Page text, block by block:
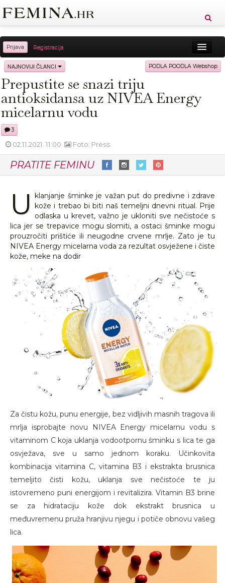
Prijava Registracija
Sreća Zdravlje Vitkost
Moda Ljubav Relax Putovanja
Proizvodi
NAJNOVIJI ČLANCI PODLA POODLA Webshop
Prepustite se snazi triju
antioksidansa uz NIVEA Energy
micelarnu vodu
3
02.11.2021. 11:00 Foto: Press
PRATITE FEMINU
U klanjanje šminke je važan put do predivne i zdrave
kože i trebao bi biti naš temeljni dnevni ritual. Prije
odlaska u krevet, važno je ukloniti sve nečistoće s
lica jer se trepavice mogu slomiti, a ostaci šminke mogu
prouzročiti prištiće ili neugodne crvene mrlje. Zato je tu
NIVEA Energy micelarna voda za rezultat osvježene i čiste
kože, meke na dodir
Za čistu kožu, punu energije, bez vidljivih masnih tragova ili
mrlja isprobajte novu NIVEA Energy micelarnu vodu s
vitaminom C koja uklanja vodootpornu šminku s lica te ga
osvježava, sve u samo jednom koraku. Učinkovita
kombinacija vitamina C, vitamina B3 i ekstrakta brusnica
temeljito čisti kožu, uklanja sve nečistoće te ju
istovremeno puni energijom i revitalizira. Vitamin B3 brine
se za hidrataciju kože dok ekstrakt brusnica u
međuvremenu pruža hranjivu njegu i potiče obnovu vašeg
lica.